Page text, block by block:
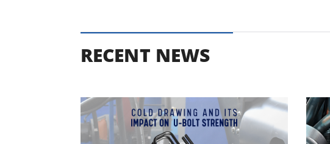
RECENT NEWS